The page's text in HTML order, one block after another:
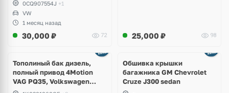
0CQ907554J +1
VW
1 месяц назад
30,000 ₽ 72 25,000 ₽ 98
Тополиный бак дизель,
полный привод 4Motion
VAG PQ35, Volkswagen
Scirocco, Golf V, VI, Skoda
Обшивка крышки
багажника GM Chevrolet
Cruze J300 sedan